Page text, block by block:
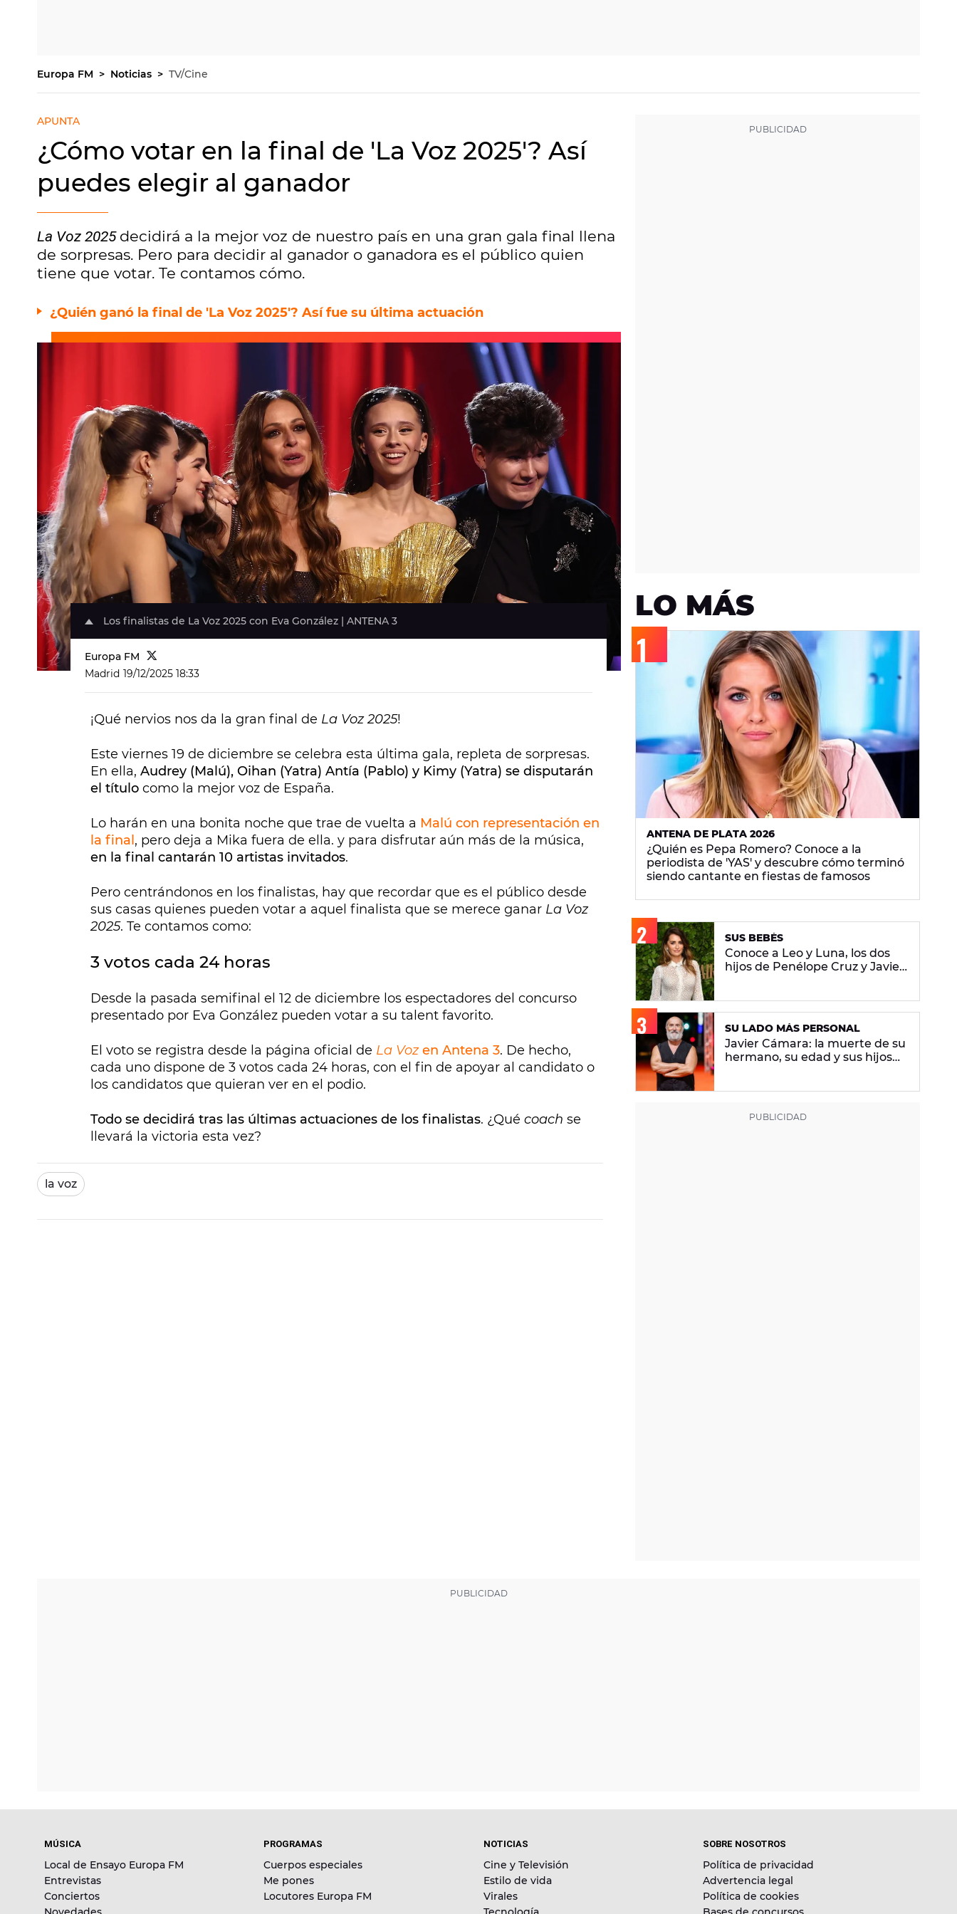
Europa FM Noticias TV/Cine
APUNTA
¿Cómo votar en la final de 'La Voz 2025'? Así
puedes elegir al ganador
La Voz 2025 decidirá a la mejor voz de nuestro país en una gran gala final llena
de sorpresas. Pero para decidir al ganador o ganadora es el público quien
tiene que votar. Te contamos cómo.
¿Quién ganó la final de 'La Voz 2025'? Así fue su última actuación
Los finalistas de La Voz 2025 con Eva González | ANTENA 3
Europa FM
Madrid 19/12/2025 18:33
¡Qué nervios nos da la gran final de La Voz 2025!
Este viernes 19 de diciembre se celebra esta última gala, repleta de sorpresas.
En ella, Audrey (Malú), Oihan (Yatra) Antía (Pablo) y Kimy (Yatra) se disputarán
el título como la mejor voz de España.
Lo harán en una bonita noche que trae de vuelta a Malú con representación en
la final , pero deja a Mika fuera de ella. y para disfrutar aún más de la música,
en la final cantarán 10 artistas invitados.
Pero centrándonos en los finalistas, hay que recordar que es el público desde
sus casas quienes pueden votar a aquel finalista que se merece ganar La Voz
2025. Te contamos como:
3 votos cada 24 horas
Desde la pasada semifinal el 12 de diciembre los espectadores del concurso
presentado por Eva González pueden votar a su talent favorito.
El voto se registra desde la página oficial de La Vozen Antena 3. De hecho,
cada uno dispone de 3 votos cada 24 horas, con el fin de apoyar al candidato o
los candidatos que quieran ver en el podio.
Todo se decidirá tras las últimas actuaciones de los finalistas. ¿Qué coach se
llevará la victoria esta vez?
la voz
LO MÁS
ANTENA DE PLATA 2026
¿Quién es Pepa Romero? Conoce a la
periodista de 'YAS' y descubre cómo terminó
siendo cantante en fiestas de famosos
SUS BEBÉS
Conoce a Leo y Luna, los dos
hijos de Penélope Cruz y Javier
SU LADO MÁS PERSONAL
Javier Cámara: la muerte de su
hermano, su edad y sus hijos
MÚSICA
Local de Ensayo Europa FM
Entrevistas
Conciertos
PROGRAMAS
Cuerpos especiales
Me pones
Locutores Europa FM
NOTICIAS
Cine y Televisión
Estilo de vida
Virales
SOBRE NOSOTROS
Política de privacidad
Advertencia legal
Política de cookies